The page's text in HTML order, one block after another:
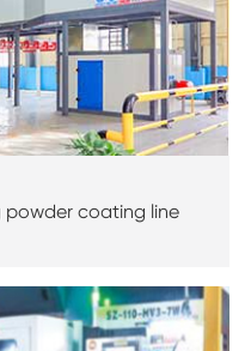
coating line